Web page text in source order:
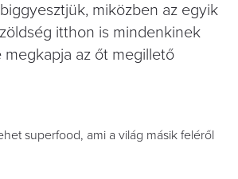
miközben az egyik
itthon is mindenkinek
megkapja az őt megillető
superfood, ami a világ másik feléről